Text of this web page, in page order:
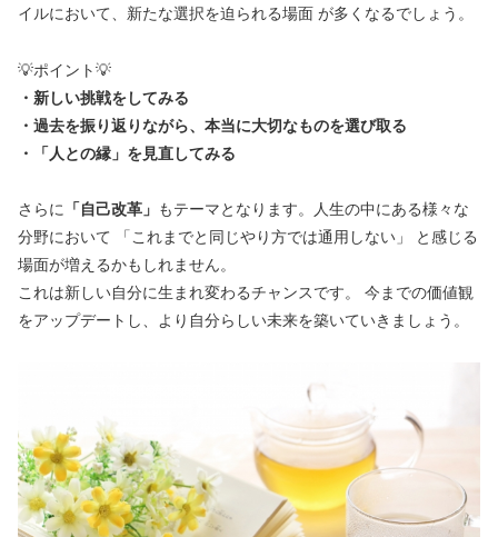
イルにおいて、新たな選択を迫られる場面 が多くなるでしょう。
💡ポイント💡
・新しい挑戦をしてみる
・過去を振り返りながら、本当に大切なものを選び取る
・「人との縁」を見直してみる
さらに 「自己改革」 もテーマとなります。人生の中にある様々な
分野において 「これまでと同じやり方では通用しない」 と感じる
場面が増えるかもしれません。
これは新しい自分に生まれ変わるチャンスです。 今までの価値観
をアップデートし、より自分らしい未来を築いていきましょう。